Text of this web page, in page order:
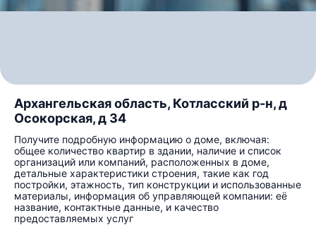
Архангельская область, Котласский р-н, д
Осокорская, д 34
Получите подробную информацию о доме, включая:
общее количество квартир в здании, наличие и список
организаций или компаний, расположенных в доме,
детальные характеристики строения, такие как год
постройки, этажность, тип конструкции и использованные
материалы, информация об управляющей компании: её
название, контактные данные, и качество
предоставляемых услуг